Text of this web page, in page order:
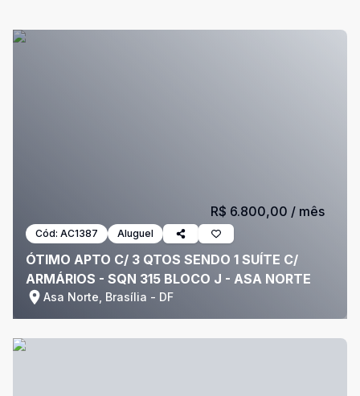
Cód: AC1387 Aluguel
ÓTIMO APTO C/ 3 QTOS SENDO 1 SUÍTE C/
ARMÁRIOS - SQN 315 BLOCO J - ASA NORTE
Asa Norte, Brasília - DF
R$ 6.800,00 / mês